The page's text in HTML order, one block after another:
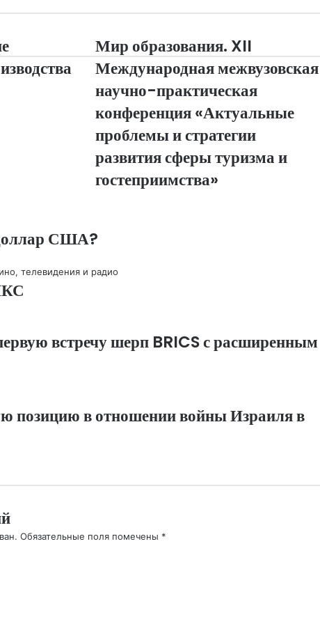
n a
s
ni
m в
и
т
ь
Мир образования. XII
Международная межвузовская
научно-практическая
конференция «Актуальные
проблемы и стратегии
развития сферы туризма и
гостеприимства»
США?
встречу шерп BRICS с расширенным
позицию в отношении войны Израиля в
Обязательные поля помечены *